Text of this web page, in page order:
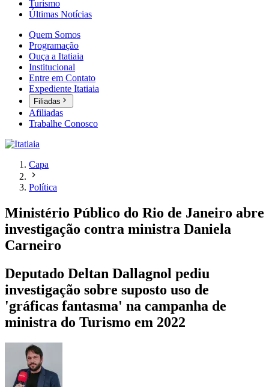
Turismo
Últimas Notícias
Quem Somos
Programação
Ouça a Itatiaia
Institucional
Entre em Contato
Expediente Itatiaia
Filiadas
Afiliadas
Trabalhe Conosco
Capa
Política
Ministério Público do Rio de Janeiro abre
investigação contra ministra Daniela
Carneiro
Deputado Deltan Dallagnol pediu
investigação sobre suposto uso de
'gráficas fantasma' na campanha de
ministra do Turismo em 2022